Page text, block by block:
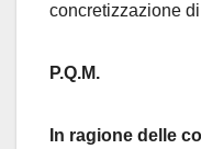
concretizzazione
P.Q.M.
In ragione delle